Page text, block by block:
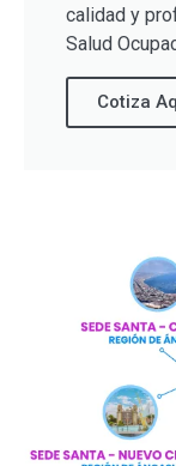
calidad y
Salud
Cotiza